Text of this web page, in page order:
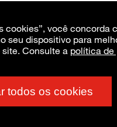
cookies”, você concorda
seu dispositivo para
Consulte a política de
todos os cookies